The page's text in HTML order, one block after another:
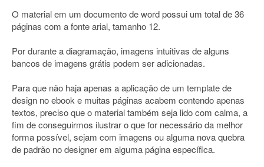
O material em um documento de word possui um total de 36
páginas com a fonte arial, tamanho 12.
Por durante a diagramação, imagens intuitivas de alguns
bancos de imagens grátis podem ser adicionadas.
Para que não haja apenas a aplicação de um template de
design no ebook e muitas páginas acabem contendo apenas
textos, preciso que o material também seja lido com calma, a
fim de conseguirmos ilustrar o que for necessário da melhor
forma possível, sejam com imagens ou alguma nova quebra
de padrão no designer em alguma página específica.